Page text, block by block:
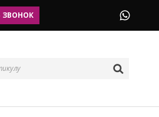
ЗВОНОК